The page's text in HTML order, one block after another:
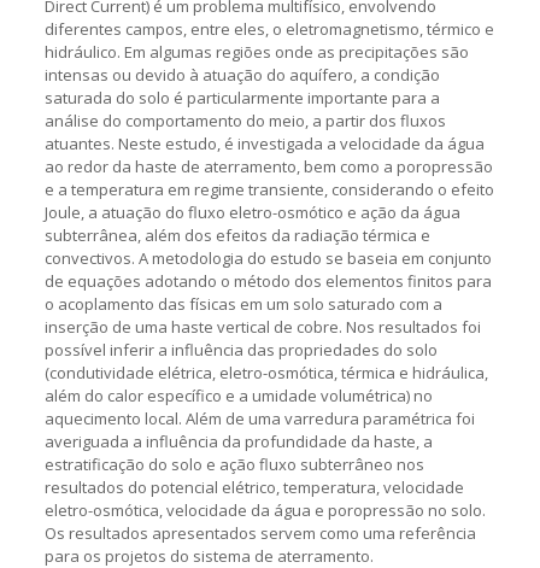
Direct Current) é um problema multifísico, envolvendo
diferentes campos, entre eles, o eletromagnetismo, térmico e
hidráulico. Em algumas regiões onde as precipitações são
intensas ou devido à atuação do aquífero, a condição
saturada do solo é particularmente importante para a
análise do comportamento do meio, a partir dos fluxos
atuantes. Neste estudo, é investigada a velocidade da água
ao redor da haste de aterramento, bem como a poropressão
e a temperatura em regime transiente, considerando o efeito
Joule, a atuação do fluxo eletro-osmótico e ação da água
subterrânea, além dos efeitos da radiação térmica e
convectivos. A metodologia do estudo se baseia em conjunto
de equações adotando o método dos elementos finitos para
o acoplamento das físicas em um solo saturado com a
inserção de uma haste vertical de cobre. Nos resultados foi
possível inferir a influência das propriedades do solo
(condutividade elétrica, eletro-osmótica, térmica e hidráulica,
além do calor específico e a umidade volumétrica) no
aquecimento local. Além de uma varredura paramétrica foi
averiguada a influência da profundidade da haste, a
estratificação do solo e ação fluxo subterrâneo nos
resultados do potencial elétrico, temperatura, velocidade
eletro-osmótica, velocidade da água e poropressão no solo.
Os resultados apresentados servem como uma referência
para os projetos do sistema de aterramento.